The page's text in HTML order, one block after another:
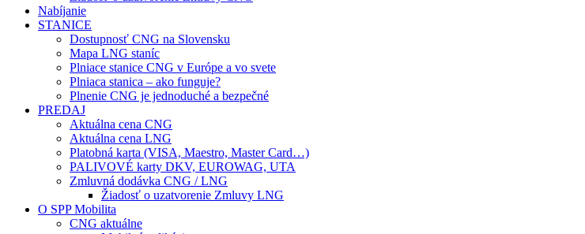
Nabíjanie
STANICE
Dostupnosť CNG na Slovensku
Mapa LNG staníc
Plniace stanice CNG v Európe a vo svete
Plniaca stanica – ako funguje?
Plnenie CNG je jednoduché a bezpečné
PREDAJ
Aktuálna cena CNG
Aktuálna cena LNG
Platobná karta (VISA, Maestro, Master Card…)
PALIVOVÉ karty DKV, EUROWAG, UTA
Zmluvná dodávka CNG / LNG
Žiadosť o uzatvorenie Zmluvy LNG
O SPP Mobilita
CNG aktuálne